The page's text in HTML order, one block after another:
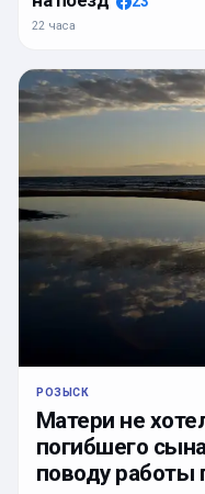
22 часа
РОЗЫСК
Матери не
погибшего
поводу работы